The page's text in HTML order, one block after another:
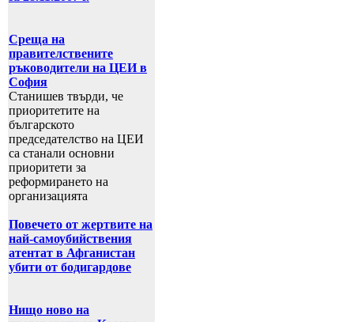
Среща на
правителствените
ръководители на ЦЕИ в
София
Станишев твърди, че
приоритетите на
българското
председателство на ЦЕИ
са станали основни
приоритети за
реформирането на
организацията
Повечето от жертвите на
най-самоубийствения
атентат в Афганистан
убити от бодигардове
Нищо ново на